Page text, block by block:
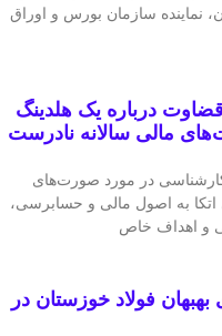
نماینده سازمان بورس و اوراق
درباره یک هلدینگ
مالی سالانه نادرست
در مورد صورت‌های
به اصول مالی و حسابرسی،
و اهداف خاص
فولاد خوزستان در